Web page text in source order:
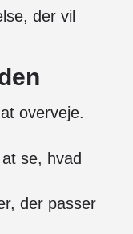
der vil
overveje.
se, hvad
der passer